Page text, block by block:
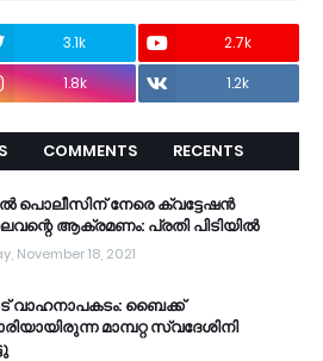
3.1k
2.7k
1.8k 1.2k
COMMENTS RECENTS
പൊലീസിന് നേരെ ക്വട്ടേഷൻ
ആക്രമണം: പ്രതി പിടിയിൽ
November 18, 2021
വാഹനാപകടം: ബൈക്ക്
മാമ്പറ്റ സ്വദേശിനി